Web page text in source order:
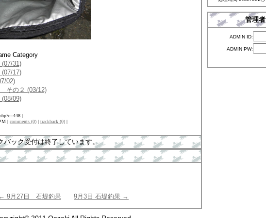
Category
(07/31)
17)
02)
その２ (03/12)
(08/09)
|
| comments (0) | trackback (0) |
バック受付は終了しています。
← 9月27日 石堤釣果 9月3日 石堤釣果 →
管理者
ADMIN ID:
ADMIN PW: